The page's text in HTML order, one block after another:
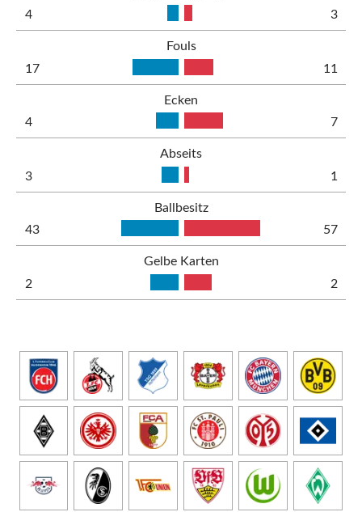
4
3
Fouls
17
11
Ecken
4
7
Abseits
3
1
Ballbesitz
43
57
Gelbe Karten
2
2